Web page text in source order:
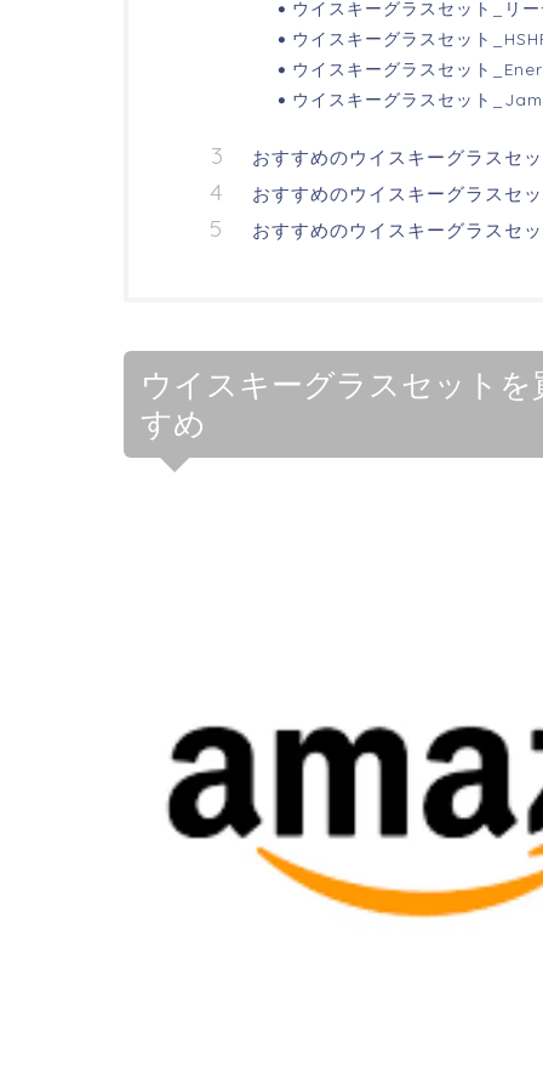
ウイスキーグラスセット_リ
ウイスキーグラスセット
ウイスキーグラスセット
ウイスキーグラスセット
おすすめのウイスキーグラスセ
おすすめのウイスキーグラスセ
おすすめのウイスキーグラスセ
ウイスキーグラスセット
すめ